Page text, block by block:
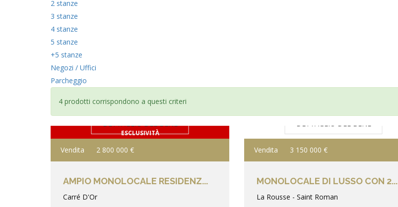
2 stanze
3 stanze
4 stanze
5 stanze
+5 stanze
Negozi / Uffici
Parcheggio
4 prodotti corrispondono a questi criteri
ESCLUSIVITÀ
DETTAGLIO DEL BENE
Vendita 2 800 000 €
AMPIO MONOLOCALE RESIDENZ...
Carré D'Or
DETTAGLIO DEL BENE
Vendita 3 150 000 €
MONOLOCALE DI LUSSO CON 2...
La Rousse - Saint Roman